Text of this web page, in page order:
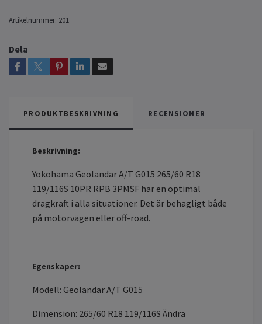
Artikelnummer: 201
Dela
PRODUKTBESKRIVNING RECENSIONER
Beskrivning:
Yokohama Geolandar A/T G015 265/60 R18
119/116S 10PR RPB 3PMSF har en optimal
dragkraft i alla situationer. Det är behagligt både
på motorvägen eller off-road.
Egenskaper:
Modell: Geolandar A/T G015
Dimension: 265/60 R18 119/116S Ändra